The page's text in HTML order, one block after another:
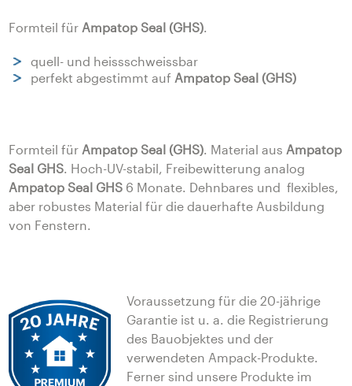
Formteil für Ampatop Seal (GHS)
quell- und heissschweissbar
perfekt abgestimmt auf Ampatop Seal (GHS)
Formteil für Ampatop Seal (GHS) . Material aus Ampatop
Seal GHS . Hoch-UV-stabil, Freibewitterung analog
Ampatop Seal GHS 6 Monate. Dehnbares und flexibles,
aber robustes Material für die dauerhafte Ausbildung
von Fenstern.
Voraussetzung für die 20-jährige
Garantie ist u. a. die Registrierung
des Bauobjektes und der
verwendeten Ampack-Produkte.
Ferner sind unsere Produkte im